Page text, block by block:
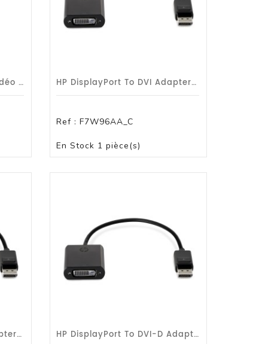
HP Renew - Adaptateur Vidéo - 24 Pin USB-C Mâle Pour HDMI Femelle - Support 4K - HP DisplayPort To DVI Adapter - Adaptateur DisplayPort - DisplayPort (M) Pour DV
Ref :F7W96AA_C
En Stock 1 pièce(s)
HP DisplayPort To DVI Adapter - Adaptateur DisplayPort - DisplayPort (M) Pour DV HP DisplayPort To DVI-D Adapter - Adaptateur DisplayPort - Liaison Simple - Disp